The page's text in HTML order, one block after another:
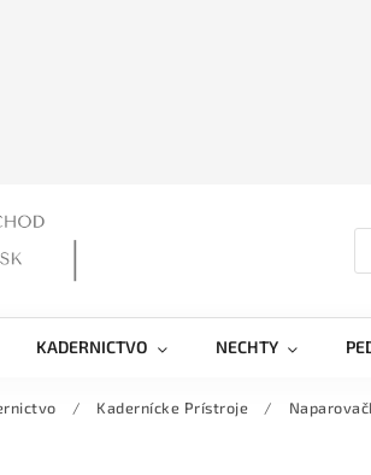
KADERNICTVO NECHTY
/ Kadernícke Prístroje /